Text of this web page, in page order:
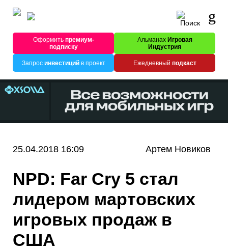
Оформитьпремиум-
подписку
Альманах Игровая
Индустрия
Запрос инвестицийв проект Ежедневный подкаст
25.04.2018 16:09 Артем Новиков
NPD: Far Cry 5 стал
лидером мартовских
игровых продаж в
США